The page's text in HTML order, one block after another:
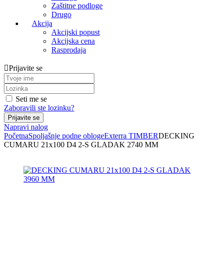
Zaštitne podloge
Drugo
Akcija
Akcijski popust
Akcijska cena
Rasprodaja
Prijavite se
Seti me se
Zaboravili ste lozinku?
Napravi nalog
PočetnaSpoljašnje podne oblogeExterra TIMBERDECKING
CUMARU 21x100 D4 2-S GLADAK 2740 MM